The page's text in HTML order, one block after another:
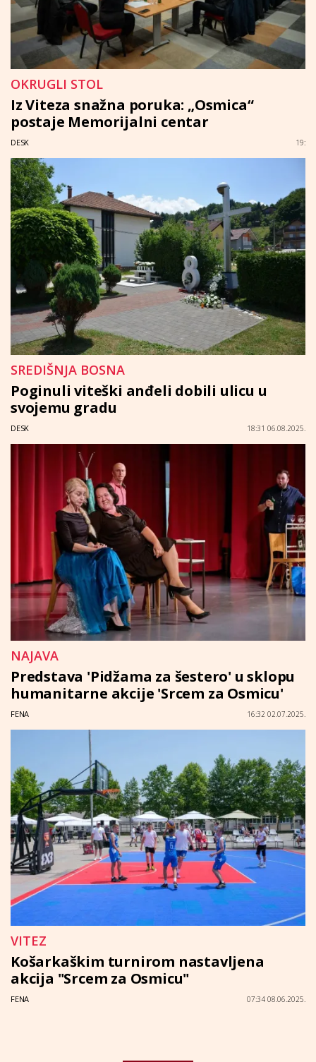
OKRUGLI STOL
Iz Viteza snažna poruka: „Osmica“
postaje Memorijalni centar
DESK 19:
SREDIŠNJA BOSNA
Poginuli viteški anđeli dobili ulicu u
svojemu gradu
DESK 18:31 06.08.2025.
NAJAVA
Predstava 'Pidžama za šestero' u sklopu
humanitarne akcije 'Srcem za Osmicu'
FENA 16:32 02.07.2025.
VITEZ
Košarkaškim turnirom nastavljena
akcija "Srcem za Osmicu"
FENA 07:34 08.06.2025.